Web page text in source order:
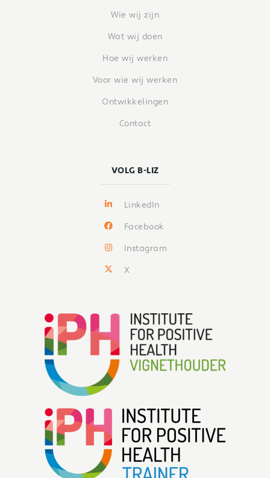
Wie wij zijn
Wat wij doen
Hoe wij werken
Voor wie wij werken
Ontwikkelingen
Contact
VOLG B-LIZ
LinkedIn
Facebook
Instagram
X